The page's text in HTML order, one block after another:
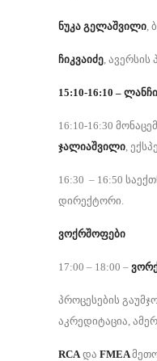
ნუკა გელაშვილი,
ჩიკვაიძე,
15:10-16:10 –
16:10-16:30
ჯალიაშვილი,
16:30 – 16:50
დირექტორი.
ვოქრშოფები
17:00 – 18:00 –
პროცესების
აკრედიტაცია,
RCAდა FMEA